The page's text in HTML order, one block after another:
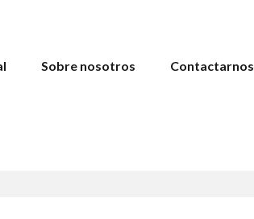
Sobre nosotros Contactarnos